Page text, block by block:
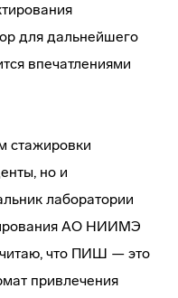
для дальнейшего
впечатлениями
стажировки
но и
лаборатории
АО НИИМЭ
что ПИШ — это
привлечения